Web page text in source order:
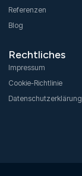
Referenzen
Blog
Rechtliches
Impressum
Cookie-Richtlinie
Datenschutzerklärung